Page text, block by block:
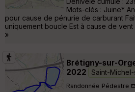
Mots-clés : Juine*
pour cause de pénurie de carburant
uniquement boucle Est à cause de
»
Brétigny-sur-
2022
Saint-
Randonnée Pédestre